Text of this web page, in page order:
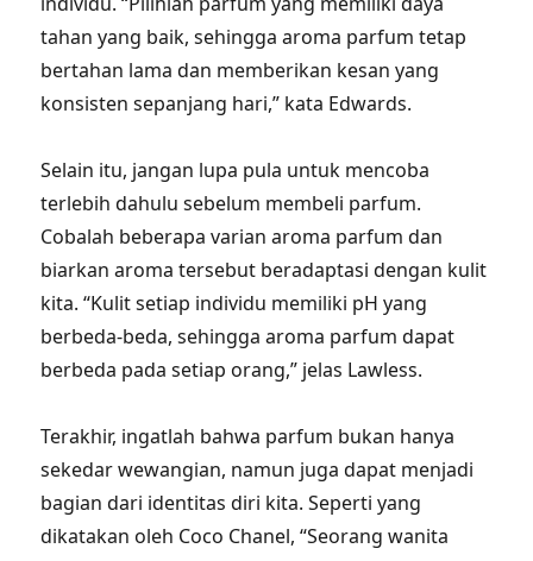
tahan yang baik, sehingga aroma parfum tetap
bertahan lama dan memberikan kesan yang
konsisten sepanjang hari,” kata Edwards.
Selain itu, jangan lupa pula untuk mencoba
terlebih dahulu sebelum membeli parfum.
Cobalah beberapa varian aroma parfum dan
biarkan aroma tersebut beradaptasi dengan kulit
kita. “Kulit setiap individu memiliki pH yang
berbeda-beda, sehingga aroma parfum dapat
berbeda pada setiap orang,” jelas Lawless.
Terakhir, ingatlah bahwa parfum bukan hanya
sekedar wewangian, namun juga dapat menjadi
bagian dari identitas diri kita. Seperti yang
dikatakan oleh Coco Chanel, “Seorang wanita